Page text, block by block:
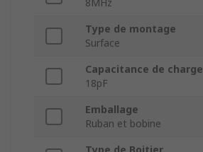
8MHz
Type de montage
Surface
Capacitance de charge
18pF
Emballage
Ruban et bobine